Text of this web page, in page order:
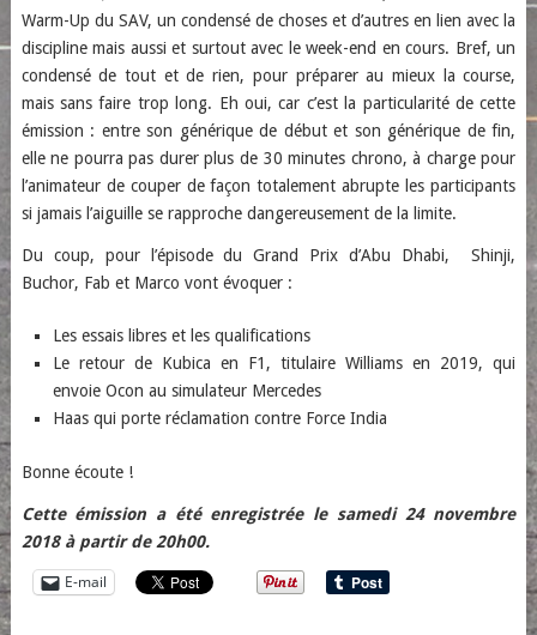
Warm-Up du SAV, un condensé de choses et d’autres en lien avec la
discipline mais aussi et surtout avec le week-end en cours. Bref, un
condensé de tout et de rien, pour préparer au mieux la course,
mais sans faire trop long. Eh oui, car c’est la particularité de cette
émission : entre son générique de début et son générique de fin,
elle ne pourra pas durer plus de 30 minutes chrono, à charge pour
l’animateur de couper de façon totalement abrupte les participants
si jamais l’aiguille se rapproche dangereusement de la limite.
Du coup, pour l’épisode du Grand Prix d’Abu Dhabi, Shinji,
Buchor, Fab et Marco vont évoquer :
Les essais libres et les qualifications
Le retour de Kubica en F1, titulaire Williams en 2019, qui
envoie Ocon au simulateur Mercedes
Haas qui porte réclamation contre Force India
Bonne écoute !
Cette émission a été enregistrée le samedi 24 novembre
2018 à partir de 20h00.
E-mail